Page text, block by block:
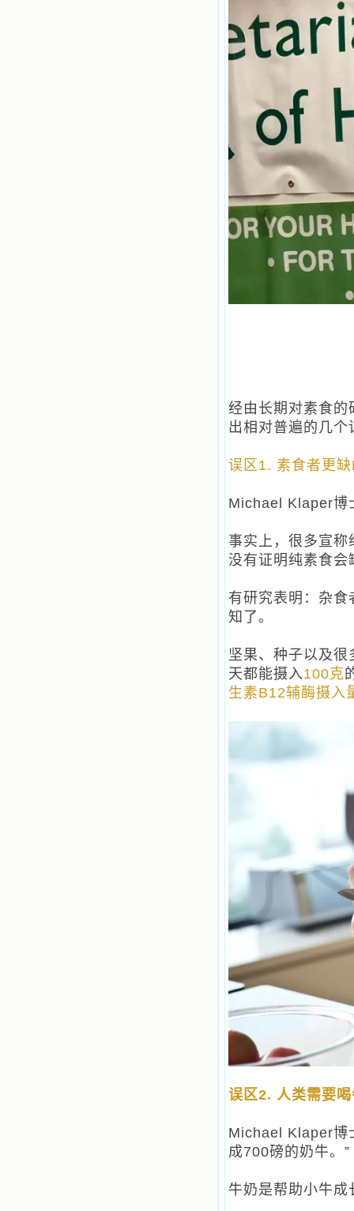
经由长期对素食
出相对普遍的几
误区1. 素食者更
Michael Klaper博
事实上，很多宣
没有证明纯素食会
有研究表明：杂
知了。
坚果、种子以及
天都能摄入100克
生素B12辅酶摄入
误区2. 人类需要
Michael Klaper博
成700磅的奶牛。”
牛奶是帮助小牛